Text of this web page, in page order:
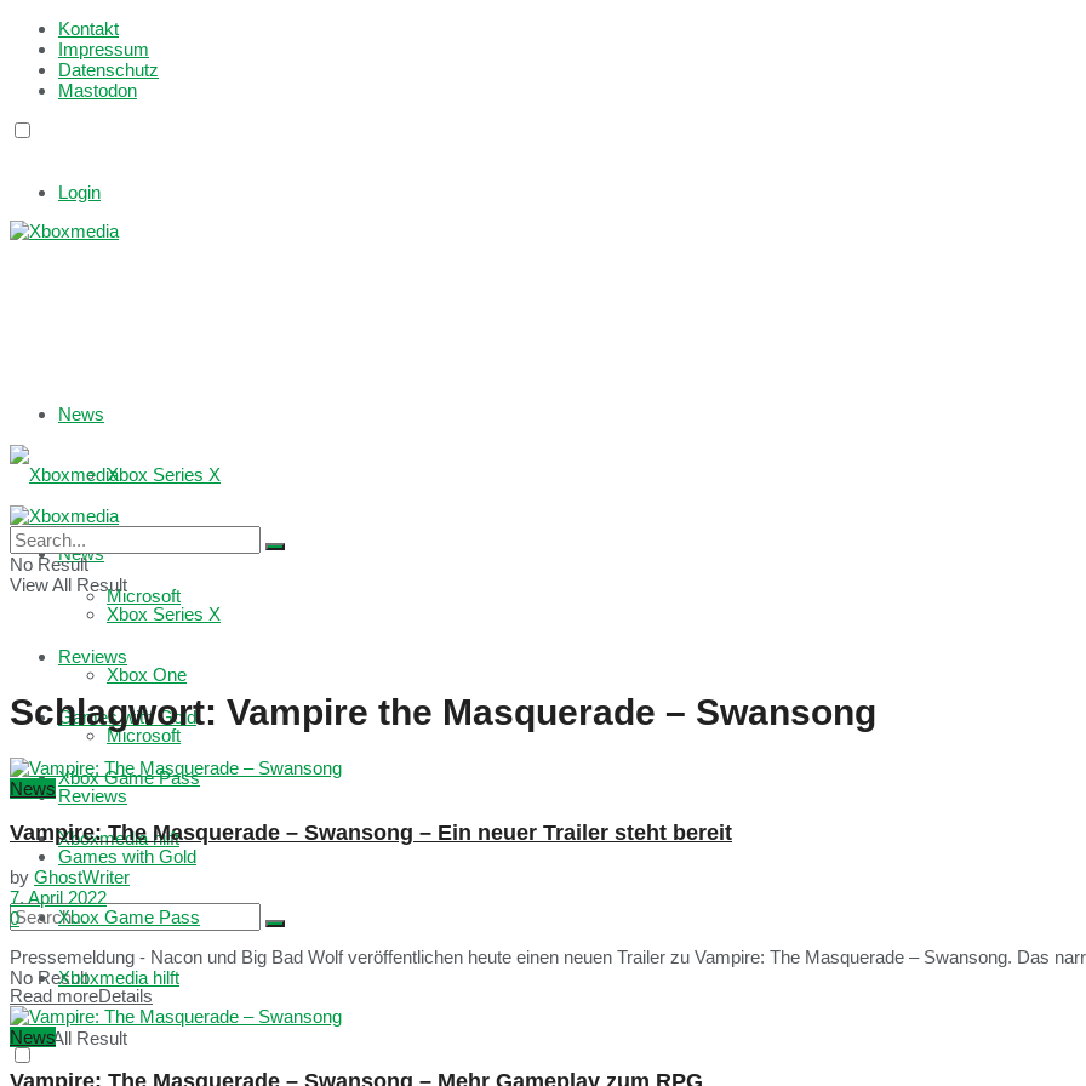
Kontakt
Impressum
Datenschutz
Mastodon
Login
News
Xbox Series X
Microsoft
Reviews
Games with Gold
Xbox Game Pass
Xboxmedia hilft
No Result
View All Result
News
Xbox Series X
Xbox One
Microsoft
Reviews
Games with Gold
Xbox Game Pass
Xboxmedia hilft
No Result
View All Result
Schlagwort: Vampire the Masquerade – Swansong
News
Vampire: The Masquerade – Swansong – Ein neuer Trailer steht bereit
by GhostWriter
7. April 2022
0
Pressemeldung - Nacon und Big Bad Wolf veröffentlichen heute einen neuen Trailer zu Vampire: The Masquerade – Swansong. Das
Read moreDetails
News
Vampire: The Masquerade – Swansong – Mehr Gameplay zum RPG